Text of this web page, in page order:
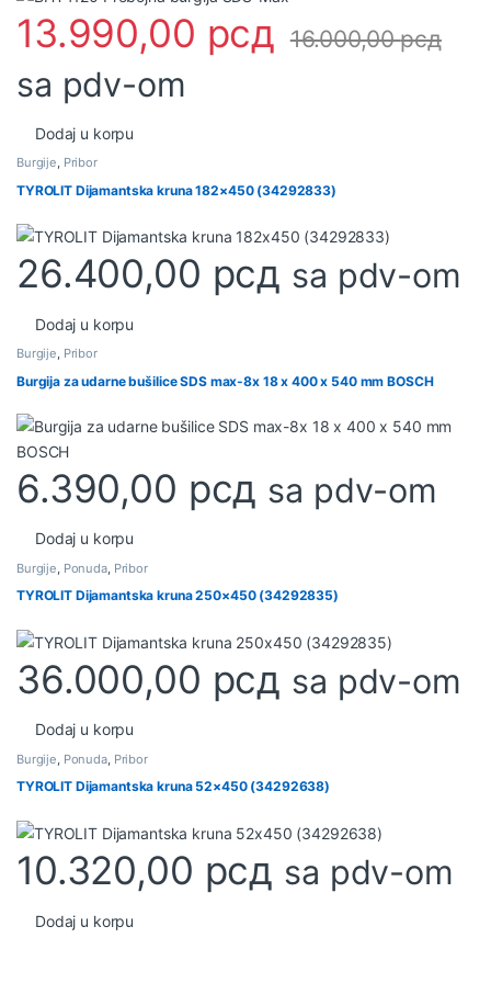
13.990,00 рсд 16.000,00рсд
sa pdv-om
Dodaj u korpu
Burgije, Pribor
TYROLIT Dijamantska kruna 182×450 (34292833)
26.400,00 рсд sa pdv-om
Dodaj u korpu
Burgije, Pribor
Burgija za udarne bušilice SDS max-8x 18 x 400 x 540 mm BOSCH
6.390,00 рсд sa pdv-om
Dodaj u korpu
Burgije Ponuda, Pribor
TYROLIT Dijamantska kruna 250×450 (34292835)
36.000,00 рсд sa pdv-om
Dodaj u korpu
Burgije, Ponuda, Pribor
TYROLIT Dijamantska kruna 52×450 (34292638)
10.320,00 рсд sa pdv-om
Dodaj u korpu